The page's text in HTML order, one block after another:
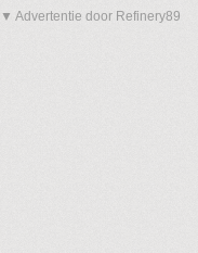
▼ Advertentie door Refinery89